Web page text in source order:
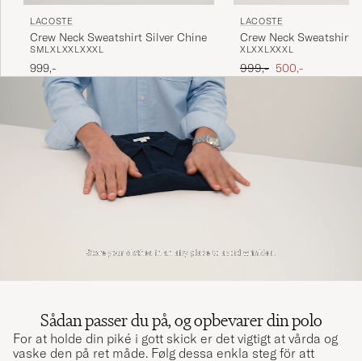
LACOSTE
Crew Neck Sweatshirt Silver Chine
SMLXLXXLXXXL
999,-
LACOSTE
Crew Neck Sweatshirt
XLXXLXXXL
Ordinary pris
999,- Nedsat pris
500,-
Sådan passer du på, og opbevarer din polo
For at holde din piké i gott skick er det vigtigt at vårda og
vaske den på ret måde. Følg dessa enkla steg för att